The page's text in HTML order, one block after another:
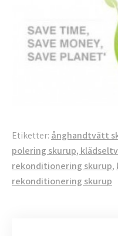
Etiketter: ånghandtvätt
polering skurup,
rekonditionering skurup,
rekonditionering skurup